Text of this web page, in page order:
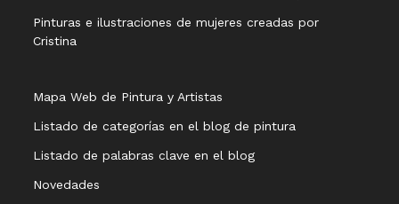
Pinturas e ilustraciones de mujeres creadas por
Cristina
Mapa Web de Pintura y Artistas
Listado de categorías en el blog de pintura
Listado de palabras clave en el blog
Novedades